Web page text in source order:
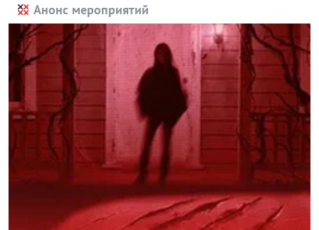
Анонс мероприятий